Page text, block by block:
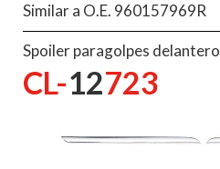
Similar a O.E. 960157969R
Spoiler paragolpes delantero
CL-12723